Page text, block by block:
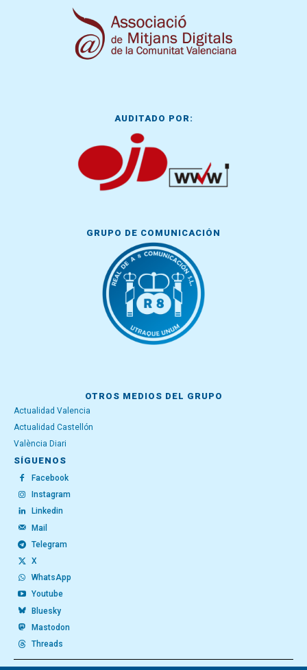
AUDITADO POR:
GRUPO DE COMUNICACIÓN
OTROS MEDIOS DEL GRUPO
Actualidad Valencia
Actualidad Castellón
València Diari
SÍGUENOS
Facebook
Instagram
Linkedin
Mail
Telegram
X
WhatsApp
Youtube
Bluesky
Mastodon
Threads